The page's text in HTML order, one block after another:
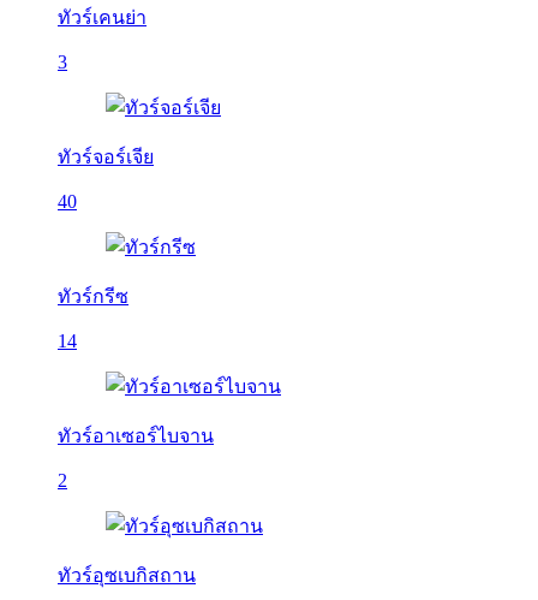
ทัวร์เคนย่า
3
ทัวร์จอร์เจีย
40
ทัวร์กรีซ
14
ทัวร์อาเซอร์ไบจาน
2
ทัวร์อุซเบกิสถาน